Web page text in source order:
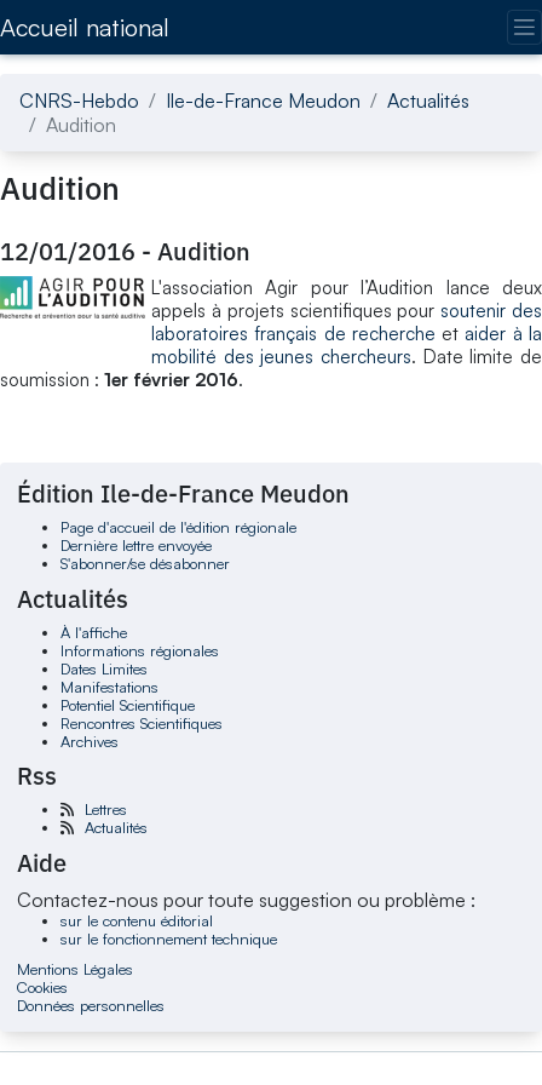
Accueil national
CNRS-Hebdo Ile-de-France Meudon
Actualités
Audition
Audition
12/01/2016 - Audition
L'association Agir pour l’Audition lance deux
appels à projets scientifiques pour soutenir des
laboratoires français de recherche et aider à la
mobilité des jeunes chercheurs. Date limite de
soumission : 1er février 2016.
Édition Ile-de-France Meudon
Page d'accueil de l'édition régionale
Dernière lettre envoyée
S'abonner/se désabonner
Actualités
À l'affiche
Informations régionales
Dates Limites
Manifestations
Potentiel Scientifique
Rencontres Scientifiques
Archives
Rss
Lettres
Actualités
Aide
Contactez-nous pour toute suggestion ou problème :
sur le contenu éditorial
sur le fonctionnement technique
Mentions Légales
Cookies
Données personnelles